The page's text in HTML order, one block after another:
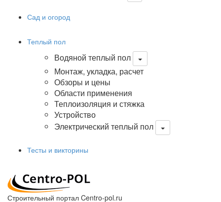
Сад и огород
Теплый пол
Водяной теплый пол
Монтаж, укладка, расчет
Обзоры и цены
Области применения
Теплоизоляция и стяжка
Устройство
Электрический теплый пол
Тесты и викторины
Строительный портал Centro-pol.ru